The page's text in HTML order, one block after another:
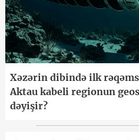
Xəzərin dibində ilk
Aktau kabeli regionun
dəyişir?